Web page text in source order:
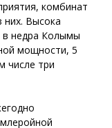
комбинат
них. Высока
в недра Колымы
мощности, 5
числе три